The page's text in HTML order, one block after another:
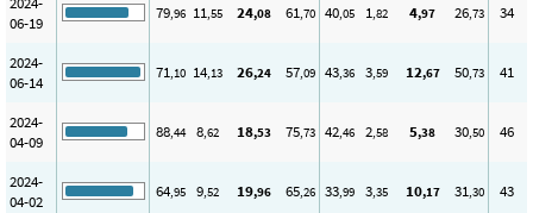
06-19
79,96 11,55 24,08 61,70 40,05 1,82 4,97 26,73 34
2024-
06-14
71,10 14,13 26,24 57,09 43,36 3,59 12,67 50,73 41
2024-
04-09
88,44 8,62 18,53 75,73 42,46 2,58 5,38 30,50 46
2024-
04-02
64,95 9,52 19,96 65,26 33,99 3,35 10,17 31,30 43